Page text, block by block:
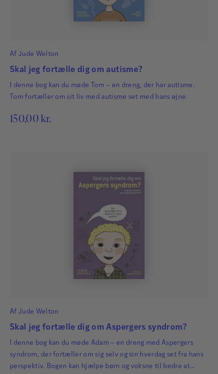
Af Jude Welton
Skal jeg fortælle dig om autisme?
I denne bog kan du møde Tom – en dreng, der har autisme.
Tom fortæller om sit liv med autisme set med hans øjne.
150,00 kr.
Af Jude Welton
Skal jeg fortælle dig om Aspergers syndrom?
I denne bog kan du møde Adam – en dreng med Aspergers
syndrom, der fortæller om sig selv og sin hverdag set fra hans
perspektiv. Bogen kan hjælpe børn og voksne til bedre at